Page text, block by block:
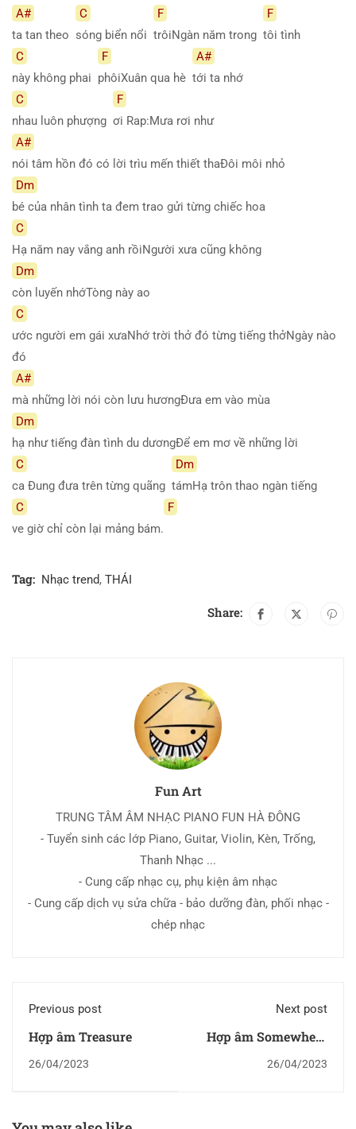
A#
ta tan theo
C
sóng biển nổi
F
trôiNgàn năm trong
F
tôi tình
C
này không phai
F
phôiXuân qua hè
A#
tới ta nhớ
C
nhau luôn phượng
F
ơi Rap:Mưa rơi như
A#
nói tâm hồn đó có lời trìu mến thiết thaĐôi môi nhỏ
Dm
bé của nhân tình ta đem trao gửi từng chiếc hoa
C
Hạ năm nay vắng anh rồiNgười xưa cũng không
Dm
còn luyến nhớTòng này ao
C
ước người em gái xưaNhớ trời thở đó từng tiếng thởNgày nào
đó
A#
mà những lời nói còn lưu hươngĐưa em vào mùa
Dm
hạ như tiếng đàn tình du dươngĐể em mơ về những lời
C
ca Đung đưa trên từng quãng
Dm
támHạ trôn thao ngàn tiếng
C
ve giờ chỉ còn lại mảng bám.
F
Tag: Nhạc trend, THÁI
Share:
Fun Art
TRUNG TÂM ÂM NHẠC PIANO FUN HÀ ĐÔNG
- Tuyển sinh các lớp Piano, Guitar, Violin, Kèn, Trống,
Thanh Nhạc ...
- Cung cấp nhạc cụ, phụ kiện âm nhạc
- Cung cấp dịch vụ sửa chữa - bảo dưỡng đàn, phối nhạc -
chép nhạc
Previous post
Hợp âm Treasure
26/04/2023
Next post
Hợp âm Somewhere
26/04/2023